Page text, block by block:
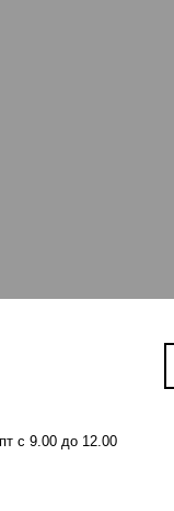
с 9.00 до 12.00